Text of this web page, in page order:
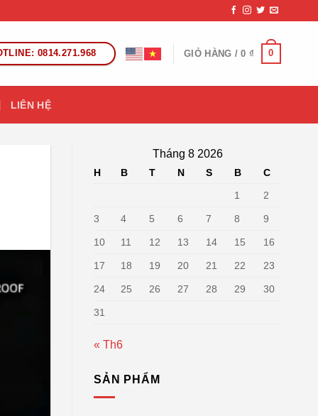
0814.271.968 GIỎ HÀNG /0 ₫ 0
LIÊN HỆ
Tháng 8 2026
H B T N S B
C
1
2
3 4 5 6 7 8 9
10 11 12 13 14 15 16
17 18 19 20 21 22 23
24 25 26 27 28 29 30
31
« Th6
SẢN PHẨM